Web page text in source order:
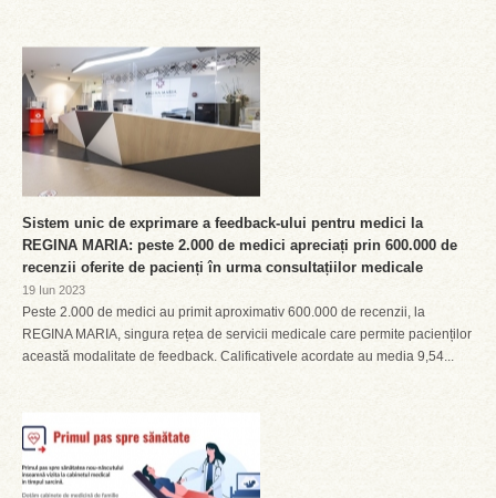
Sistem unic de exprimare a feedback-ului pentru medici la
REGINA MARIA: peste 2.000 de medici apreciați prin 600.000 de
recenzii oferite de pacienți în urma consultațiilor medicale
19 Iun 2023
Peste 2.000 de medici au primit aproximativ 600.000 de recenzii, la
REGINA MARIA, singura rețea de servicii medicale care permite pacienților
această modalitate de feedback. Calificativele acordate au media 9,54...